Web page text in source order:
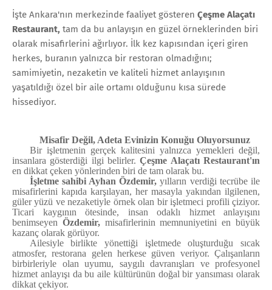
İşte Ankara'nın merkezinde faaliyet gösteren Çeşme Alaçatı
Restaurant, tam da bu anlayışın en güzel örneklerinden biri
olarak misafirlerini ağırlıyor. İlk kez kapısından içeri giren
herkes, buranın yalnızca bir restoran olmadığını;
samimiyetin, nezaketin ve kaliteli hizmet anlayışının
yaşatıldığı özel bir aile ortamı olduğunu kısa sürede
hissediyor.
Misafir Değil, Adeta Evinizin Konuğu Oluyorsunuz
Bir işletmenin gerçek kalitesini yalnızca yemekleri değil,
insanlara gösterdiği ilgi belirler. Çeşme Alaçatı Restaurant'ın
en dikkat çeken yönlerinden biri de tam olarak bu.
İşletme sahibi Ayhan Özdemir,yılların verdiği tecrübe ile
misafirlerini kapıda karşılayan, her masayla yakından ilgilenen,
güler yüzü ve nezaketiyle örnek olan bir işletmeci profili çiziyor.
Ticari kaygının ötesinde, insan odaklı hizmet anlayışını
benimseyen Özdemir, misafirlerinin memnuniyetini en büyük
kazanç olarak görüyor.
Ailesiyle birlikte yönettiği işletmede oluşturduğu sıcak
atmosfer, restorana gelen herkese güven veriyor. Çalışanların
birbirleriyle olan uyumu, saygılı davranışları ve profesyonel
hizmet anlayışı da bu aile kültürünün doğal bir yansıması olarak
dikkat çekiyor.